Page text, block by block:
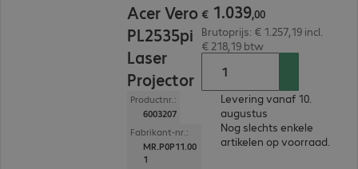
Acer Vero
PL2535pi
Laser
Projector
Productnr.:
6003207
Fabrikant-nr.:
MR.P0P11.00
1
€ 1.039,00
Brutoprijs: € 1.257,19 incl.
€ 218,19 btw
Levering vanaf 10.
augustus
Nog slechts enkele
artikelen op voorraad.